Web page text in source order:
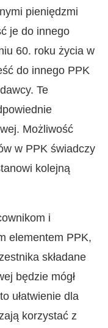
pieniędzmi
je do innego
60. roku życia w
do innego PPK
Te
Możliwość
w PPK świadczy
kolejną
i
elementem PPK,
składane
będzie mógł
ułatwienie dla
korzystać z